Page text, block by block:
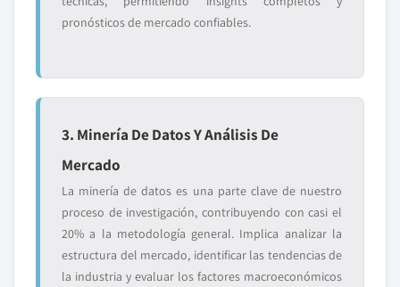
pronósticos de mercado confiables.
3. Minería De Datos Y Análisis De
Mercado
La minería de datos es una parte clave de nuestro
proceso de investigación, contribuyendo con casi el
20% a la metodología general. Implica analizar la
estructura del mercado, identificar las tendencias de
la industria y evaluar los factores macroeconómicos